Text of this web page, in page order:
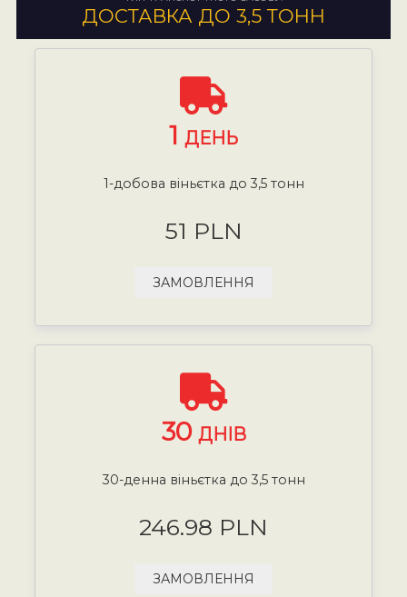
ДОСТАВКА ДО 3,5 ТОНН
1 ДЕНЬ
1-добова віньєтка до 3,5 тонн
51 PLN
ЗАМОВЛЕННЯ
30 ДНІВ
30-денна віньєтка до 3,5 тонн
246.98 PLN
ЗАМОВЛЕННЯ